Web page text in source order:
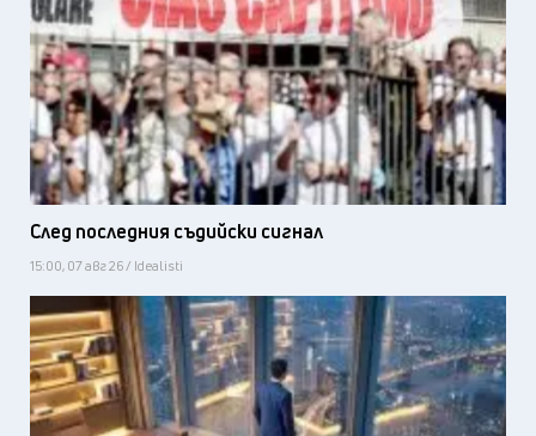
След последния съдийски сигнал
15:00, 07 авг 26 / Idealisti